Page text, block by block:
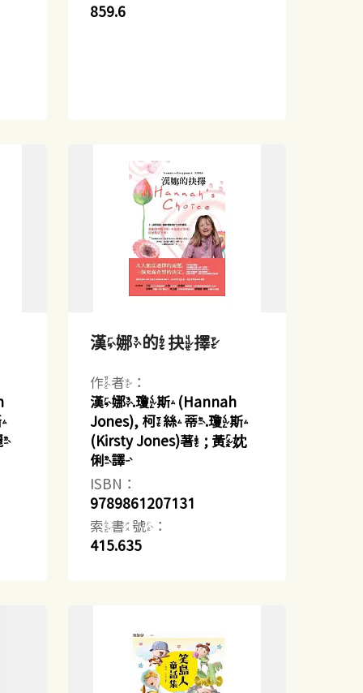
859.6
漢娜的抉擇
作者：
漢娜.瓊斯(Hannah
Jones), 柯絲蒂.瓊斯
(Kirsty Jones)著 ; 黃妉
俐譯
ISBN：
9789861207131
索書號：
415.635